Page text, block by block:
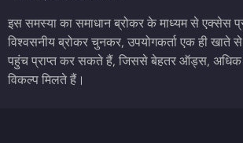
इस समस्या का समाधान ब्रोकर के माध्यम से एक्सेस
विश्वसनीय ब्रोकर चुनकर, उपयोगकर्ता एक ही
पहुंच प्राप्त कर सकते हैं, जिससे बेहतर ऑड्स, अधिक
विकल्प मिलते हैं।